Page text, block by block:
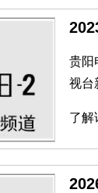
贵阳
视台
了解